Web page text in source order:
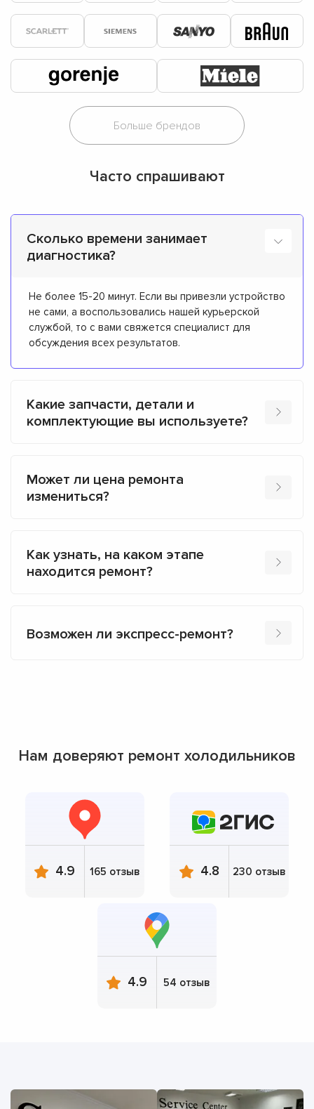
Часто спрашивают
Сколько времени занимает
диагностика?
Не более 15-20 минут. Если вы привезли устройство
не сами, а воспользовались нашей курьерской
службой, то с вами свяжется специалист для
обсуждения всех результатов.
Какие запчасти, детали и
комплектующие вы используете?
Может ли цена ремонта
измениться?
Как узнать, на каком этапе
находится ремонт?
Возможен ли экспресс-ремонт?
Нам доверяют ремонт холодильников
4.9 165 отзыв 4.8 230 отзыв
4.9 54 отзыв